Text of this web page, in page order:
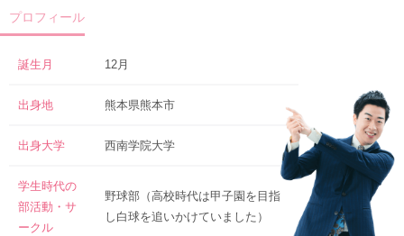
プロフィール
誕生月 12月
出身地 熊本県熊本市
出身大学 西南学院大学
学生時代の
部活動・サ
ークル
野球部（高校時代は甲子園を目指
し白球を追いかけていました）